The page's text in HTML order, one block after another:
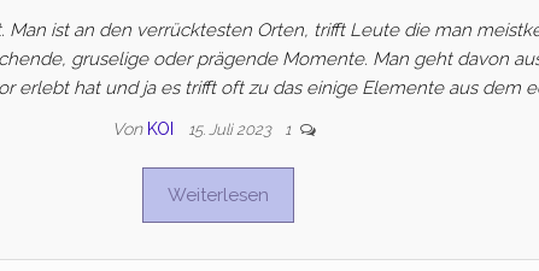
Man ist an den verrücktesten Orten, trifft Leute die man
gruselige oder prägende Momente. Man geht davon
erlebt hat und ja es trifft oft zu das einige Elemente aus dem
Von KOI 15. Juli 2023 1
Weiterlesen